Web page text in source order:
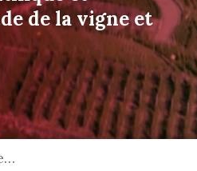
de la vigne et